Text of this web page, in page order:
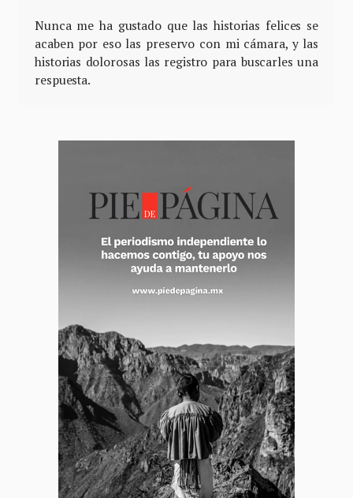
Nunca me ha gustado que las historias felices se
acaben por eso las preservo con mi cámara, y las
historias dolorosas las registro para buscarles una
respuesta.